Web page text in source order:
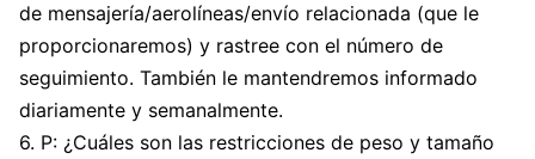
de mensajería/aerolíneas/envío relacionada (que le
proporcionaremos) y rastree con el número de
seguimiento. También le mantendremos informado
diariamente y semanalmente.
6. P: ¿Cuáles son las restricciones de peso y tamaño